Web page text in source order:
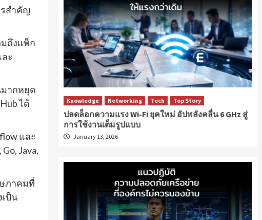
รสำคัญ
มถึงแพ็ก
ะ
ากหยุด
ได้
และ
Java,
ภาคมที่
ป็น
Knowledge Networking Tech Top Story
ปลดล็อกความแรง Wi-Fi ยุคใหม่ อัปพลังคลื่น 6 GHz สู่
การใช้งานเต็มรูปแบบ
January 13, 2026